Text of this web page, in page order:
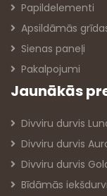
Papildelementi
Apsildāmās
Sienas paneļi
Pakalpojumi
Jaunākās
Divviru durvis
Divviru durvis
Divviru durvis
Bīdāmās